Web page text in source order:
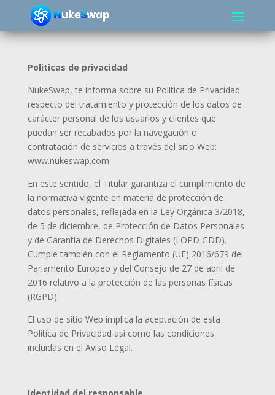
Politicas de privacidad
NukeSwap, te informa sobre su Política de Privacidad
respecto del tratamiento y protección de los datos de
carácter personal de los usuarios y clientes que
puedan ser recabados por la navegación o
contratación de servicios a través del sitio Web:
www.nukeswap.com
En este sentido, el Titular garantiza el cumplimiento de
la normativa vigente en materia de protección de
datos personales, reflejada en la Ley Orgánica 3/2018,
de 5 de diciembre, de Protección de Datos Personales
y de Garantía de Derechos Digitales (LOPD GDD).
Cumple también con el Reglamento (UE) 2016/679 del
Parlamento Europeo y del Consejo de 27 de abril de
2016 relativo a la protección de las personas físicas
(RGPD).
El uso de sitio Web implica la aceptación de esta
Política de Privacidad así como las condiciones
incluidas en el Aviso Legal.